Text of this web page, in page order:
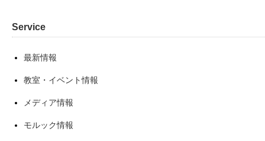
Service
最新情報
教室・イベント情報
メディア情報
モルック情報